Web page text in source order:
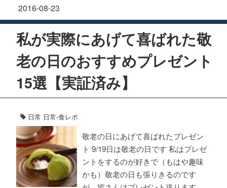
2016-08-23
私が実際にあげて喜ばれた敬
老の日のおすすめプレゼント
15選【実証済み】
日常 日常-食レポ
敬老の日にあげて喜ばれたプレゼン
ト 9/19日は敬老の日です 私はプレゼ
ントをするのが好きで（もはや趣味
かも）敬老の日も張りきるのです